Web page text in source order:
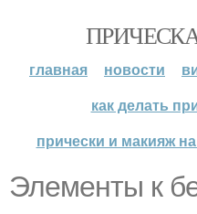
главная новости
как делать
прически и макияж
Элементы к